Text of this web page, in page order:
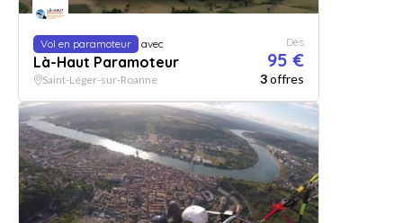
Vol en paramoteur avec
Là-Haut Paramoteur
Dès
95 €
Saint-Léger-sur-Roanne 3offres